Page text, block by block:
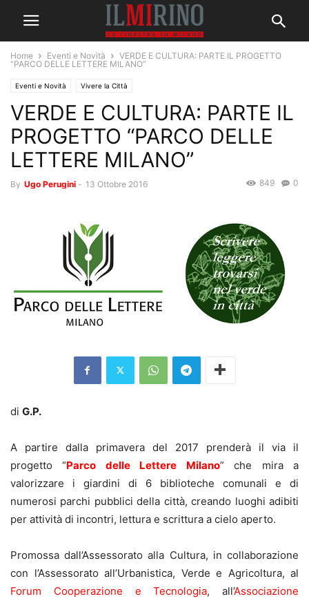
Home Eventi e Novità
VERDE E CULTURA: PARTE IL PROGETTO
“PARCO DELLE LETTERE MILANO”
Eventi e Novità Vivere la Città
VERDE E CULTURA: PARTE IL
PROGETTO “PARCO DELLE
LETTERE MILANO”
By Ugo Perugini - 13 Ottobre 2016 0
849
di G.P.
A partire dalla primavera del 2017 prenderà il via il
progetto “Parco delle Lettere Milano” che mira a
valorizzare i giardini di 6 biblioteche comunali e di
numerosi parchi pubblici della città, creando luoghi adibiti
per attività di incontri, lettura e scrittura a cielo aperto.
Promossa dall’Assessorato alla Cultura, in collaborazione
con l’Assessorato all’Urbanistica, Verde e Agricoltura, al
Forum Cooperazione e Tecnologia, all’Associazione